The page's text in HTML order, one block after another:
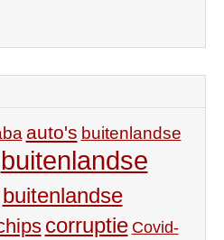
auto's buitenlandse
buitenlandse
buitenlandse
corruptie Covid-